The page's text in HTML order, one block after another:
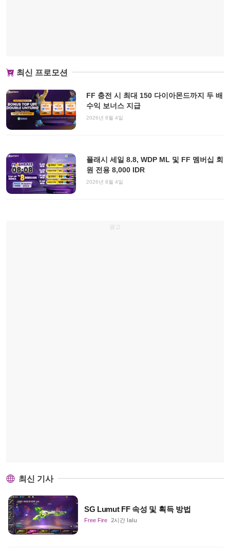
최신 프로모션
FF 충전 시 최대 150 다이아몬드까지 두 배
수익 보너스 지급
2026년 8월 4일
플래시 세일 8.8, WDP ML 및 FF 멤버십 회
원 전용 8,000 IDR
2026년 8월 4일
광고
최신 기사
SG Lumut FF 속성 및 획득 방법
Free Fire 2시간 lalu